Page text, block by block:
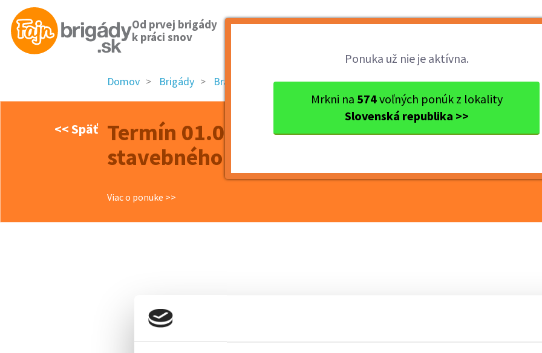
Od prvej brigády
k práci snov
Ponuka už nie je aktívna.
Mrkni na 574voľných ponúk z lokality
Slovenská republika >>
Domov Brigády Bratislavský kraj Ok. Bratislava Bratislava Termín 01.07. Vynášanie
<< Späť Termín 01.07. Vynášanie a roznos
stavebného materiálu
Viac o ponuke >>